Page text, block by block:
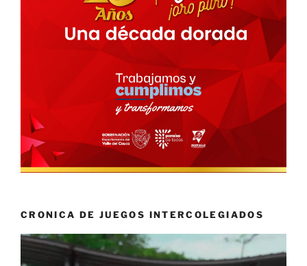
CRONICA DE JUEGOS INTERCOLEGIADOS
Reproductor